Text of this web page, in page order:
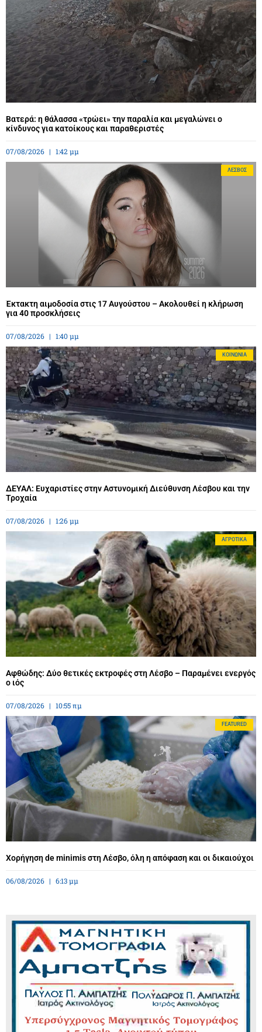
Βατερά: η θάλασσα «τρώει» την παραλία και μεγαλώνει ο
κίνδυνος για κατοίκους και παραθεριστές
07/08/2026 1:42 μμ
ΛΈΣΒΟΣ
Έκτακτη αιμοδοσία στις 17 Αυγούστου – Ακολουθεί η κλήρωση
για 40 προσκλήσεις
07/08/2026 1:40 μμ
ΚΟΙΝΩΝΊΑ
ΔΕΥΑΛ: Ευχαριστίες στην Αστυνομική Διεύθυνση Λέσβου και την
Τροχαία
07/08/2026 1:26 μμ
ΑΓΡΟΤΙΚΆ
Αφθώδης: Δύο θετικές εκτροφές στη Λέσβο – Παραμένει ενεργός
ο ιός
07/08/2026 10:55 πμ
FEATURED
Χορήγηση de minimis στη Λέσβο, όλη η απόφαση και οι δικαιούχοι
06/08/2026 6:13 μμ